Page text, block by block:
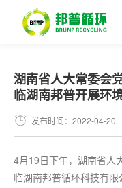
湖南省人大常委会
临湖南邦普开展环
发布时间：2022-04-20
4月19日下午，湖南省人
临湖南邦普循环科技有